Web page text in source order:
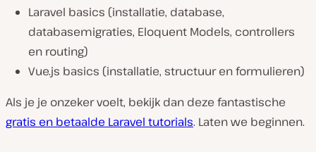
Laravel basics (installatie, database,
databasemigraties, Eloquent Models, controllers
en routing)
Vue.js basics (installatie, structuur en formulieren)
Als je je onzeker voelt, bekijk dan deze fantastische
gratis en betaalde Laravel tutorials. Laten we beginnen.